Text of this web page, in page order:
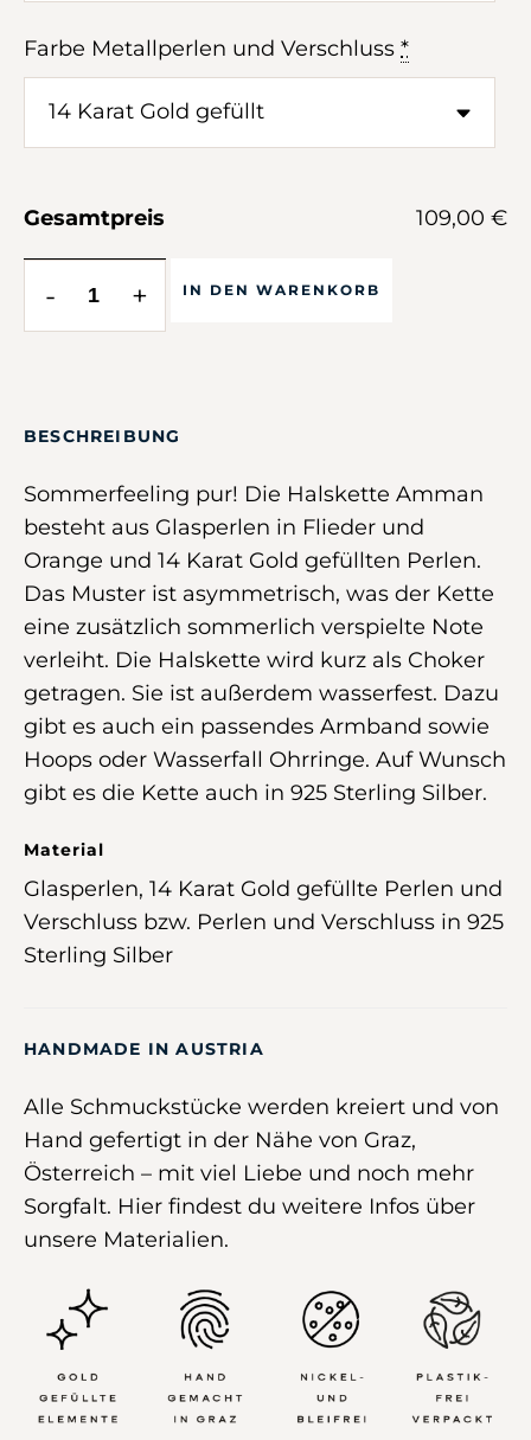
Farbe Metallperlen und Verschluss *
Gesamtpreis 109,00 €
- + IN DEN WARENKORB
BESCHREIBUNG
Sommerfeeling pur! Die Halskette Amman
besteht aus Glasperlen in Flieder und
Orange und 14 Karat Gold gefüllten Perlen.
Das Muster ist asymmetrisch, was der Kette
eine zusätzlich sommerlich verspielte Note
verleiht. Die Halskette wird kurz als Choker
getragen. Sie ist außerdem wasserfest. Dazu
gibt es auch ein passendes Armband sowie
Hoops oder Wasserfall Ohrringe. Auf Wunsch
gibt es die Kette auch in 925 Sterling Silber.
Material
Glasperlen, 14 Karat Gold gefüllte Perlen und
Verschluss bzw. Perlen und Verschluss in 925
Sterling Silber
HANDMADE IN AUSTRIA
Alle Schmuckstücke werden kreiert und von
Hand gefertigt in der Nähe von Graz,
Österreich – mit viel Liebe und noch mehr
Sorgfalt. Hier findest du weitere Infos über
unsere Materialien.